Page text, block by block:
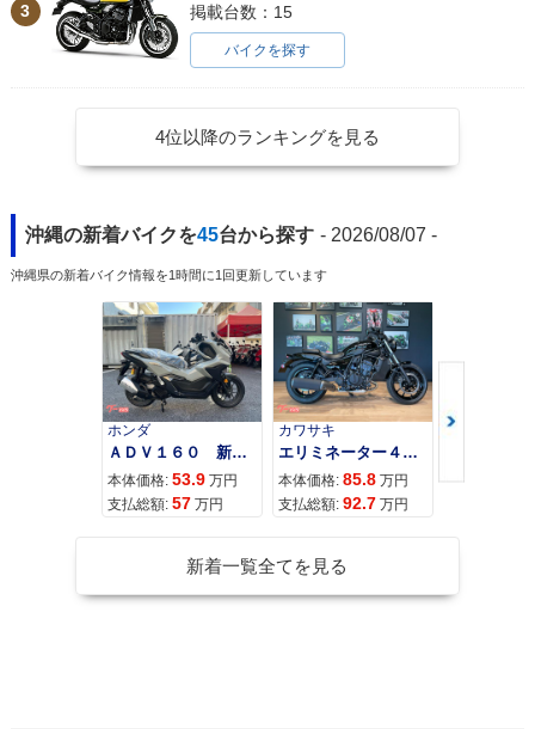
3
掲載台数：15
バイクを探す
4位以降のランキングを見る
沖縄の新着バイクを45台から探す - 2026/08/07 -
沖縄県の新着バイク情報を1時間に1回更新しています
ホンダ
ＡＤＶ１６０ 新車 ２０２６年最新モデル パールスモーキーグレー スマートキー ２９Ｌメットイン ＵＳＢ Ｔｙｐｅ−Ｃ装備
本体価格: 53.9 万円
支払総額: 57 万円
カワサキ
エリミネーター４００
本体価格: 85.8 万円
支払総額: 92.7 万円
カワサキ
本体価格:
新着一覧全てを見る